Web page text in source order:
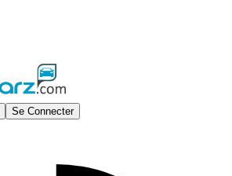
Se Connecter